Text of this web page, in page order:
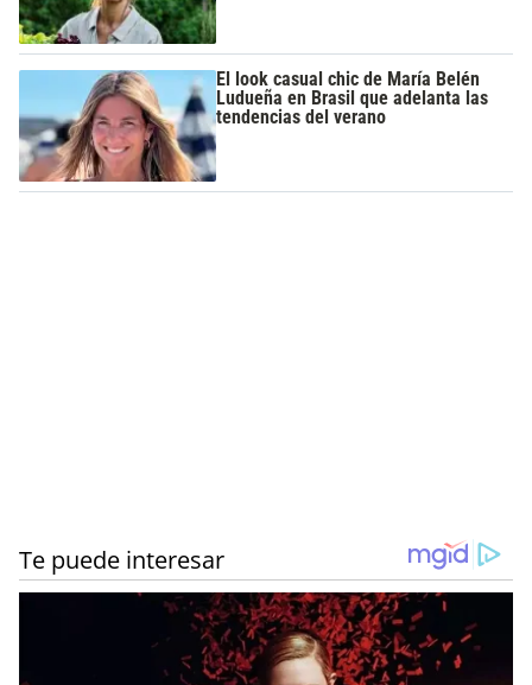
El look casual chic de María Belén
Ludueña en Brasil que adelanta las
tendencias del verano